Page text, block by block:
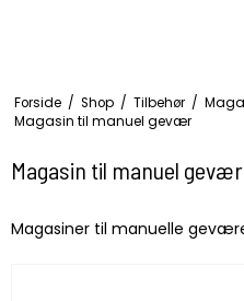
Forside / Shop / Tilbehør /
Magasin til manuel gevær
Magasin til manuel gevær
Magasiner til manuelle